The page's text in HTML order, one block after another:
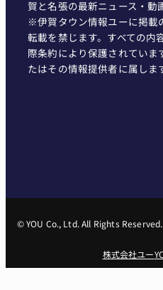
賀と名張の最新ニュース・動
※伊賀タウン情報ユーに掲載
転載を禁じます。すべての内
際条約により保護されていま
たはその情報提供者に属しま
© YOU Co., Ltd. All Rights Reserved.
株式会社ユー